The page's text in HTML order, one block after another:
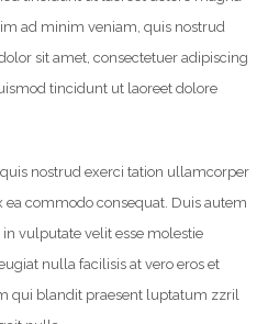
ad minim veniam, quis nostrud
sit amet, consectetuer adipiscing
tincidunt ut laoreet dolore
nostrud exerci tation ullamcorper
commodo consequat. Duis autem
vulputate velit esse molestie
nulla facilisis at vero eros et
qui blandit praesent luptatum zzril